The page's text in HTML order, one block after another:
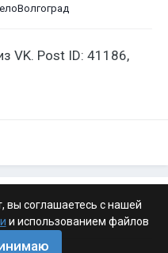
VK. Post ID: 41186,
вы соглашаетесь с нашей
и использованием файлов